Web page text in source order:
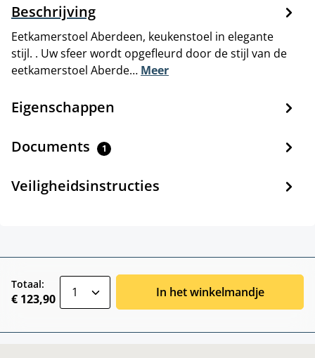
Beschrijving
Eetkamerstoel Aberdeen, keukenstoel in elegante
stijl. . Uw sfeer wordt opgefleurd door de stijl van de
eetkamerstoel Aberde… Meer
Eigenschappen
Documents 1
Veiligheidsinstructies
Totaal:
€ 123,90 In het winkelmandje